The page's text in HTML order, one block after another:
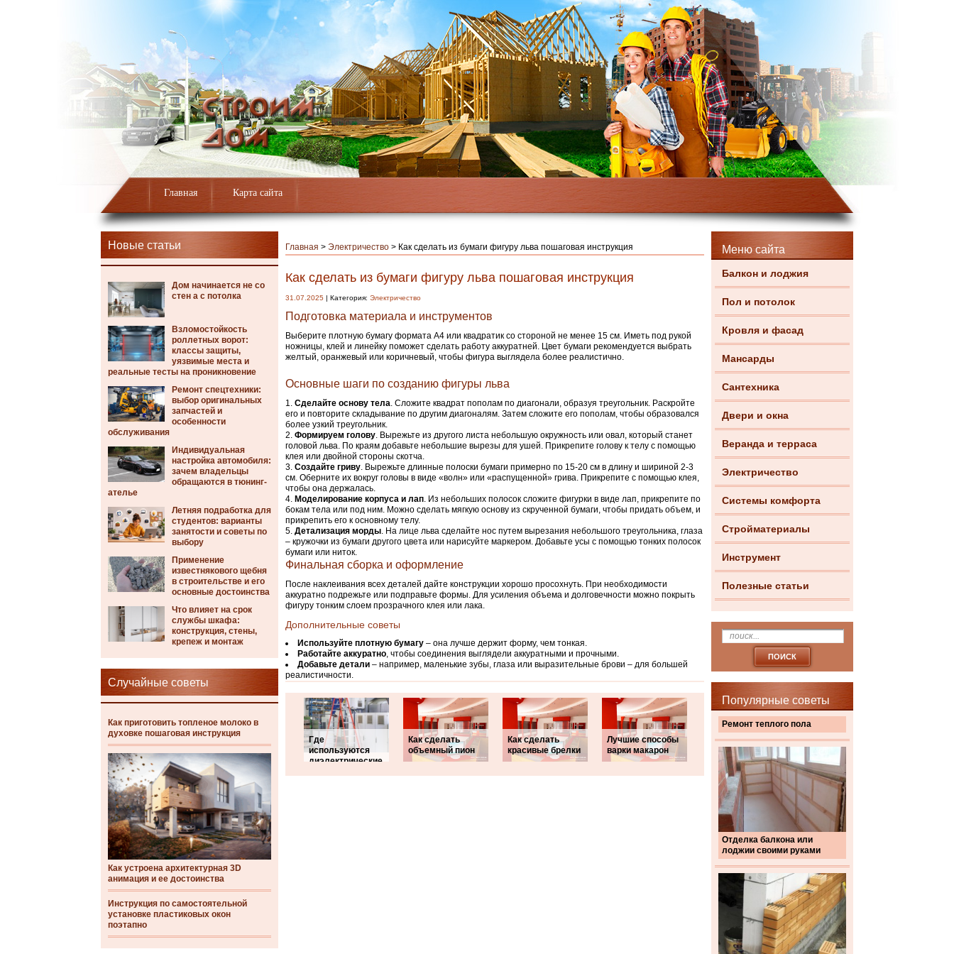
Главная Карта сайта
Новые статьи
Дом начинается не со
стен а с потолка
Взломостойкость
роллетных ворот:
классы защиты,
уязвимые места и
реальные тесты на проникновение
Ремонт спецтехники:
выбор оригинальных
запчастей и
особенности
обслуживания
Индивидуальная
настройка автомобиля:
зачем владельцы
обращаются в тюнинг-
ателье
Летняя подработка для
студентов: варианты
занятости и советы по
выбору
Применение
известнякового щебня
в строительстве и его
основные достоинства
Что влияет на срок
службы шкафа:
конструкция, стены,
крепеж и монтаж
Случайные советы
Как приготовить топленое молоко в
духовке пошаговая инструкция
Как устроена архитектурная 3D
анимация и ее достоинства
Инструкция по самостоятельной
установке пластиковых окон
поэтапно
Меню сайта
Балкон и лоджия
Пол и потолок
Кровля и фасад
Мансарды
Сантехника
Двери и окна
Веранда и терраса
Электричество
Системы комфорта
Стройматериалы
Инструмент
Полезные статьи
Популярные советы
Ремонт теплого пола
Отделка балкона или
лоджии своими руками
Главная > Электричество > Как сделать из бумаги фигуру льва пошаговая инструкция
Как сделать из бумаги фигуру льва пошаговая инструкция
31.07.2025 | Категория: Электричество
Подготовка материала и инструментов
Выберите плотную бумагу формата A4 или квадратик со стороной не менее 15 см. Иметь под рукой
ножницы, клей и линейку поможет сделать работу аккуратней. Цвет бумаги рекомендуется выбрать
желтый, оранжевый или коричневый, чтобы фигура выглядела более реалистично.
Основные шаги по созданию фигуры льва
Сделайте основу тела. Сложите квадрат пополам по диагонали, образуя треугольник. Раскройте
его и повторите складывание по другим диагоналям. Затем сложите его пополам, чтобы образовался
более узкий треугольник.
Формируем голову. Вырежьте из другого листа небольшую окружность или овал, который станет
головой льва. По краям добавьте небольшие вырезы для ушей. Прикрепите голову к телу с помощью
клея или двойной стороны скотча.
Создайте гриву. Вырежьте длинные полоски бумаги примерно по 15-20 см в длину и шириной 2-3
см. Оберните их вокруг головы в виде «волн» или «распущенной» грива. Прикрепите с помощью клея,
чтобы она держалась.
Моделирование корпуса и лап. Из небольших полосок сложите фигурки в виде лап, прикрепите по
бокам тела или под ним. Можно сделать мягкую основу из скрученной бумаги, чтобы придать объем, и
прикрепить его к основному телу.
Детализация морды. На лице льва сделайте нос путем вырезания небольшого треугольника, глаза
– кружочки из бумаги другого цвета или нарисуйте маркером. Добавьте усы с помощью тонких полосок
бумаги или ниток.
Финальная сборка и оформление
После наклеивания всех деталей дайте конструкции хорошо просохнуть. При необходимости
аккуратно подрежьте или подправьте формы. Для усиления объема и долговечности можно покрыть
фигуру тонким слоем прозрачного клея или лака.
Дополнительные советы
Используйте плотную бумагу – она лучше держит форму, чем тонкая.
Работайте аккуратно, чтобы соединения выглядели аккуратными и прочными.
Добавьте детали – например, маленькие зубы, глаза или выразительные брови – для большей
реалистичности.
Где
используются
диэлектрические
Как сделать
объемный пион
Как сделать
красивые брелки
Лучшие способы
варки макарон